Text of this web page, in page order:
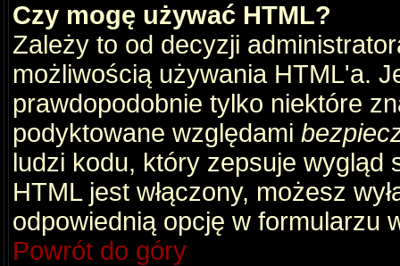
Czy mogę używać HTML?
Zależy to od decyzji
możliwością używania HTML'a.
prawdopodobnie tylko niektóre
podyktowane względami
ludzi kodu, który zepsuje wygląd
HTML jest włączony, możesz
odpowiednią opcję w formularzu
Powrót do góry